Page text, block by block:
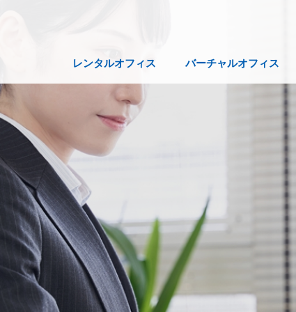
レンタルオフィス バーチャルオフィス